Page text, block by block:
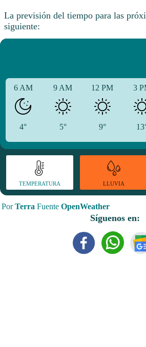
La previsión del tiempo para las
siguiente:
6 AM
4°
9 AM
5°
12 PM
9°
3
TEMPERATURA LLUVIA
PorTerra Fuente OpenWeather
Síguenos en: